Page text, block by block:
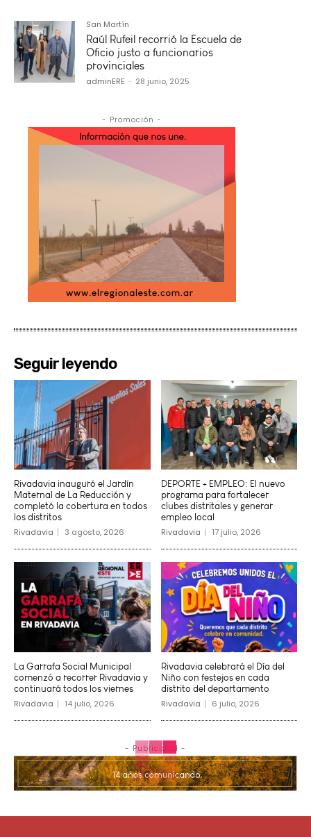
San Martín
Raúl Rufeil recorrió la Escuela de
Oficio justo a funcionarios
provinciales
adminERE - 28 junio, 2025
- Promoción -
Seguir leyendo
Rivadavia inauguró el Jardín
Maternal de La Reducción y
completó la cobertura en todos
los distritos
Rivadavia 3 agosto, 2026
DEPORTE + EMPLEO: El nuevo
programa para fortalecer
clubes distritales y generar
empleo local
Rivadavia 17 julio, 2026
La Garrafa Social Municipal
comenzó a recorrer Rivadavia y
continuará todos los viernes
Rivadavia 14 julio, 2026
Rivadavia celebrará el Día del
Niño con festejos en cada
distrito del departamento
Rivadavia 6 julio, 2026
- Publicidad -